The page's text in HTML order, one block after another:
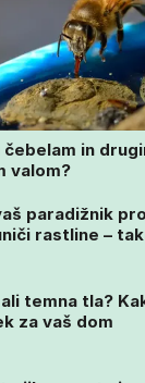
in
valom?
paradižnik
rastline –
temna tla?
za vaš dom